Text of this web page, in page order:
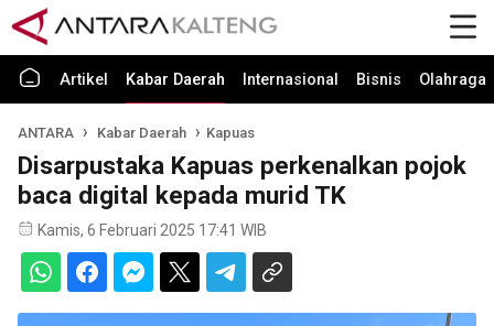
Artikel Kabar Daerah Internasional Bisnis Olahraga
ANTARA Kabar Daerah Kapuas
Disarpustaka Kapuas perkenalkan pojok
baca digital kepada murid TK
Kamis, 6 Februari 2025 17:41 WIB